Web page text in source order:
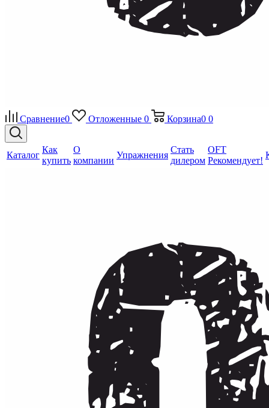
Сравнение0 Отложенные 0 Корзина0 0
Каталог
Как
купить
О
компании
Упражнения
Стать
дилером
OFT
Рекомендует!